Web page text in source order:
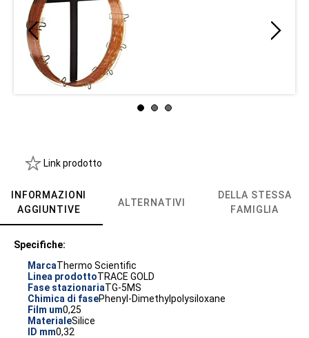
Link prodotto
INFORMAZIONI
AGGIUNTIVE
ALTERNATIVI
DELLA STESSA
FAMIGLIA
Specifiche:
MarcaThermo Scientific
Linea prodottoTRACE GOLD
Fase stazionariaTG-5MS
Chimica di fasePhenyl-Dimethylpolysiloxane
Film um0,25
MaterialeSilice
ID mm0,32